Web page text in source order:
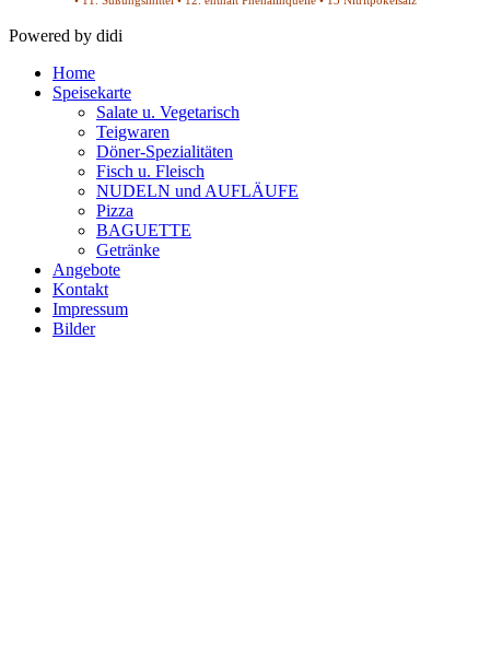
Powered by didi
Home
Speisekarte
Salate u. Vegetarisch
Teigwaren
Döner-Spezialitäten
Fisch u. Fleisch
NUDELN und AUFLÄUFE
Pizza
BAGUETTE
Getränke
Angebote
Kontakt
Impressum
Bilder